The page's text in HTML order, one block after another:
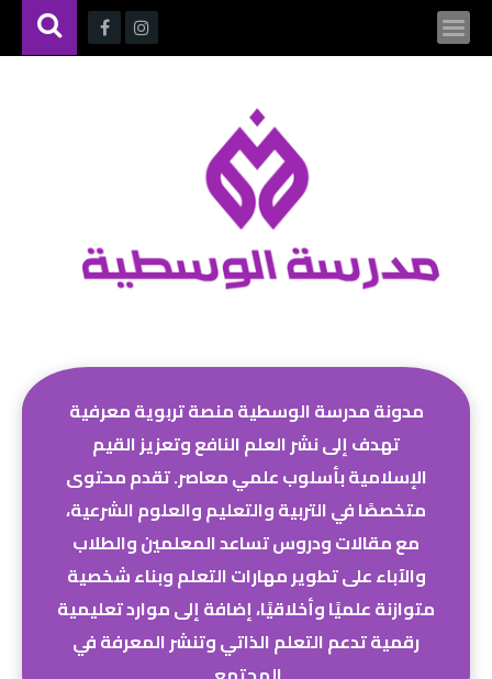
مدونة مدرسة الوسطية منصة تربوية معرفية
تهدف إلى نشر العلم النافع وتعزيز القيم
الإسلامية بأسلوب علمي معاصر. تقدم محتوى
متخصصًا في التربية والتعليم والعلوم الشرعية،
مع مقالات ودروس تساعد المعلمين والطلاب
والآباء على تطوير مهارات التعلم وبناء شخصية
متوازنة علميًا وأخلاقيًا، إضافة إلى موارد تعليمية
رقمية تدعم التعلم الذاتي وتنشر المعرفة في